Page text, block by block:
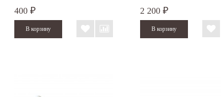
400 ₽ 2 200 ₽